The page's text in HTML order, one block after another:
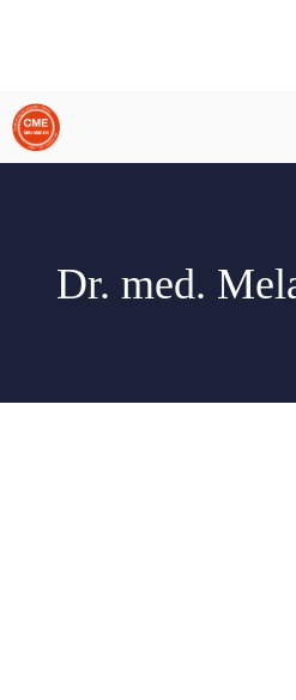
Zum
Inhalt
springen
Dr. med.